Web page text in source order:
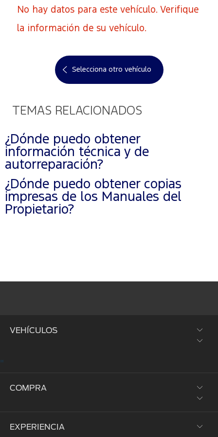
No hay datos para este vehículo. Verifique
la información de su vehículo.
Selecciona otro vehículo
TEMAS RELACIONADOS
¿Dónde puedo obtener
información técnica y de
autorreparación?
¿Dónde puedo obtener copias
impresas de los Manuales del
Propietario?
VEHÍCULOS
"
COMPRA
Prueba de Manejo
EXPERIENCIA